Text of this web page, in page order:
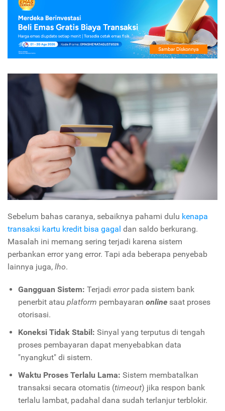
Sebelum bahas caranya, sebaiknya pahami dulu kenapa
transaksi kartu kredit bisa gagal dan saldo berkurang.
Masalah ini memang sering terjadi karena sistem
perbankan error yang error. Tapi ada beberapa penyebab
lainnya juga, lho.
Gangguan Sistem: Terjadi errorpada sistem bank
penerbit atau platform pembayaran onlinesaat proses
otorisasi.
Koneksi Tidak Stabil: Sinyal yang terputus di tengah
proses pembayaran dapat menyebabkan data
"nyangkut" di sistem.
Waktu Proses Terlalu Lama: Sistem membatalkan
transaksi secara otomatis (timeout) jika respon bank
terlalu lambat, padahal dana sudah terlanjur terblokir.